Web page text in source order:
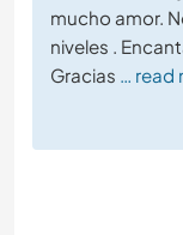
mucho amor.
niveles .
Gracias … read